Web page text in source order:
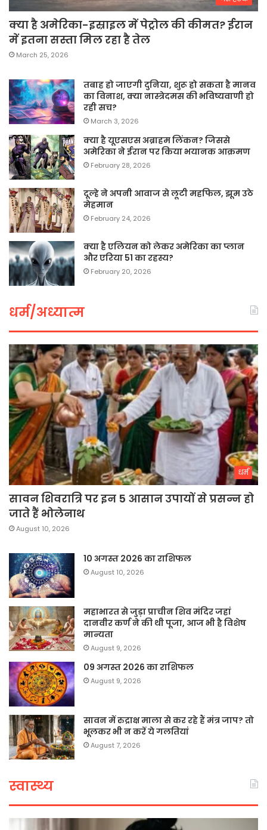
क्या है अमेरिका-इस्राइल में पेट्रोल की कीमत? ईरान
में इतना सस्ता मिल रहा है तेल
March 25, 2026
तबाह हो जाएगी दुनिया, शुरू हो सकता है मानव
का विनाश, क्या नास्त्रेदमस की भविष्यवाणी हो
रही सच?
March 3, 2026
क्या है यूएसएस अब्राहम लिंकन? जिससे
अमेरिका ने ईरान पर किया भयानक आक्रमण
February 28, 2026
दूल्हे ने अपनी आवाज से लूटी महफिल, झूम उठे
मेहमान
February 24, 2026
क्या है एलियन को लेकर अमेरिका का प्लान
और एरिया 51 का रहस्य?
February 20, 2026
धर्म/अध्यात्म
धर्म
सावन शिवरात्रि पर इन 5 आसान उपायों से प्रसन्न हो
जाते हैं भोलेनाथ
August 10, 2026
10 अगस्त 2026 का राशिफल
August 10, 2026
महाभारत से जुड़ा प्राचीन शिव मंदिर जहां
दानवीर कर्ण ने की थी पूजा, आज भी है विशेष
मान्यता
August 9, 2026
09 अगस्त 2026 का राशिफल
August 9, 2026
सावन में रुद्राक्ष माला से कर रहे हैं मंत्र जाप? तो
भूलकर भी न करें ये गलतियां
August 7, 2026
स्वास्थ्य